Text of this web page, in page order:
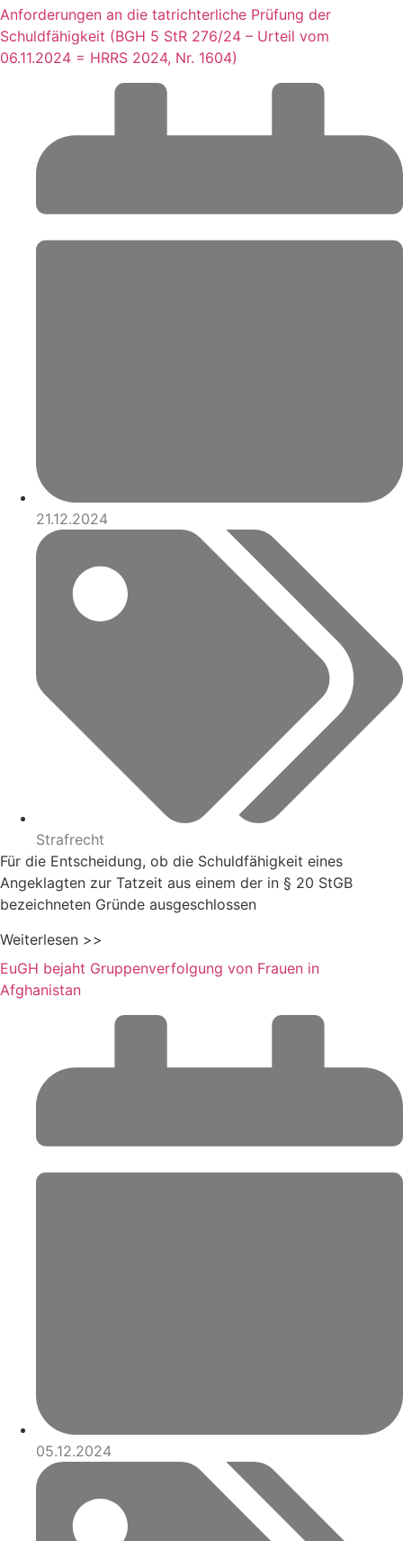
Anforderungen an die tatrichterliche Prüfung der
Schuldfähigkeit (BGH 5 StR 276/24 – Urteil vom
06.11.2024 = HRRS 2024, Nr. 1604)
21.12.2024
Strafrecht
Für die Entscheidung, ob die Schuldfähigkeit eines
Angeklagten zur Tatzeit aus einem der in § 20 StGB
bezeichneten Gründe ausgeschlossen
Weiterlesen >>
EuGH bejaht Gruppenverfolgung von Frauen in
Afghanistan
05.12.2024